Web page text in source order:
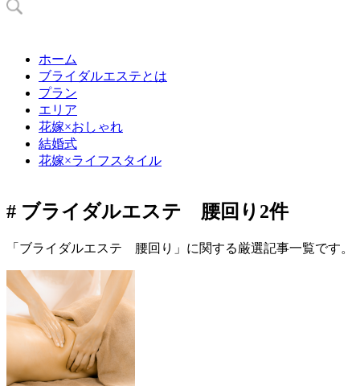
ホーム
ブライダルエステとは
プラン
エリア
花嫁×おしゃれ
結婚式
花嫁×ライフスタイル
# ブライダルエステ 腰回り 2件
「ブライダルエステ 腰回り」に関する厳選記事一覧です。